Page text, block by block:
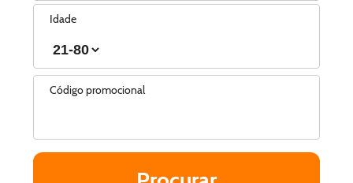
Idade
Código promocional